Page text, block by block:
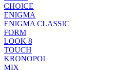
CHOICE
ENIGMA
ENIGMA CLASSIC
FORM
LOOK 8
TOUCH
KRONOPOL
MIX